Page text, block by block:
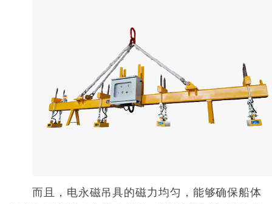
而且，电永磁吊具的磁力均匀，能够确保船体